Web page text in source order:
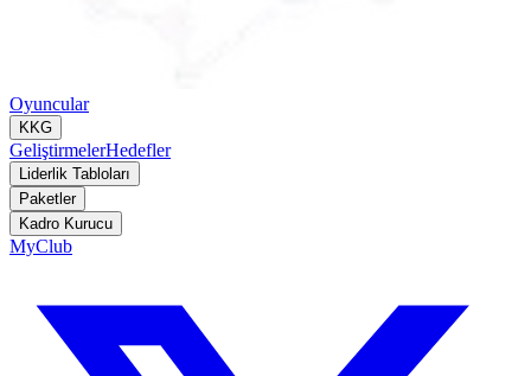
Oyuncular
KKG
GeliştirmelerHedefler
Liderlik Tabloları
Paketler
Kadro Kurucu
MyClub